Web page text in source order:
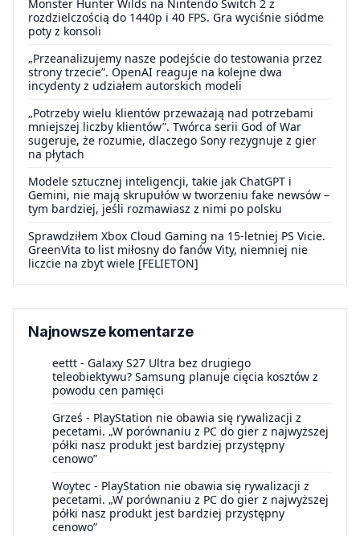
Monster Hunter Wilds na Nintendo Switch 2 z
rozdzielczością do 1440p i 40 FPS. Gra wyciśnie siódme
poty z konsoli
„Przeanalizujemy nasze podejście do testowania przez
strony trzecie”. OpenAI reaguje na kolejne dwa
incydenty z udziałem autorskich modeli
„Potrzeby wielu klientów przeważają nad potrzebami
mniejszej liczby klientów”. Twórca serii God of War
sugeruje, że rozumie, dlaczego Sony rezygnuje z gier
na płytach
Modele sztucznej inteligencji, takie jak ChatGPT i
Gemini, nie mają skrupułów w tworzeniu fake newsów –
tym bardziej, jeśli rozmawiasz z nimi po polsku
Sprawdziłem Xbox Cloud Gaming na 15-letniej PS Vicie.
GreenVita to list miłosny do fanów Vity, niemniej nie
liczcie na zbyt wiele [FELIETON]
Najnowsze komentarze
eettt - Galaxy S27 Ultra bez drugiego
teleobiektywu? Samsung planuje cięcia kosztów z
powodu cen pamięci
Grześ - PlayStation nie obawia się rywalizacji z
pecetami. „W porównaniu z PC do gier z najwyższej
półki nasz produkt jest bardziej przystępny
cenowo”
Woytec - PlayStation nie obawia się rywalizacji z
pecetami. „W porównaniu z PC do gier z najwyższej
półki nasz produkt jest bardziej przystępny
cenowo”